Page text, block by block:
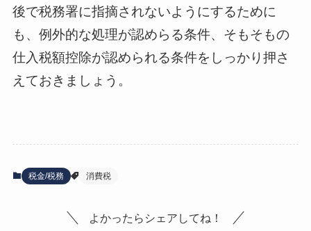
後で税務署に指摘されないようにするために
も、例外的な処理が認めらる条件、そもそもの
仕入税額控除が認められる条件をしっかり押さ
えておきましょう。
税金/税務 消費税
よかったらシェアしてね！